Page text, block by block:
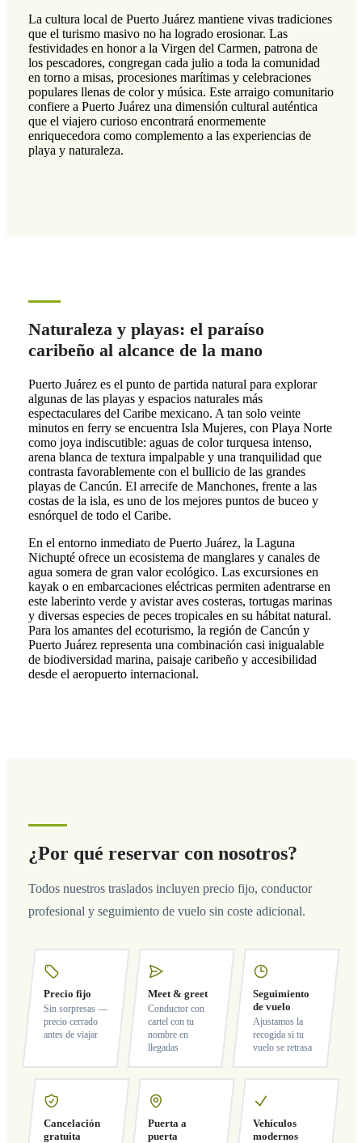
La cultura local de Puerto Juárez mantiene vivas tradiciones
que el turismo masivo no ha logrado erosionar. Las
festividades en honor a la Virgen del Carmen, patrona de
los pescadores, congregan cada julio a toda la comunidad
en torno a misas, procesiones marítimas y celebraciones
populares llenas de color y música. Este arraigo comunitario
confiere a Puerto Juárez una dimensión cultural auténtica
que el viajero curioso encontrará enormemente
enriquecedora como complemento a las experiencias de
playa y naturaleza.
Naturaleza y playas: el paraíso
caribeño al alcance de la mano
Puerto Juárez es el punto de partida natural para explorar
algunas de las playas y espacios naturales más
espectaculares del Caribe mexicano. A tan solo veinte
minutos en ferry se encuentra Isla Mujeres, con Playa Norte
como joya indiscutible: aguas de color turquesa intenso,
arena blanca de textura impalpable y una tranquilidad que
contrasta favorablemente con el bullicio de las grandes
playas de Cancún. El arrecife de Manchones, frente a las
costas de la isla, es uno de los mejores puntos de buceo y
esnórquel de todo el Caribe.
En el entorno inmediato de Puerto Juárez, la Laguna
Nichupté ofrece un ecosistema de manglares y canales de
agua somera de gran valor ecológico. Las excursiones en
kayak o en embarcaciones eléctricas permiten adentrarse en
este laberinto verde y avistar aves costeras, tortugas marinas
y diversas especies de peces tropicales en su hábitat natural.
Para los amantes del ecoturismo, la región de Cancún y
Puerto Juárez representa una combinación casi inigualable
de biodiversidad marina, paisaje caribeño y accesibilidad
desde el aeropuerto internacional.
¿Por qué reservar con nosotros?
Todos nuestros traslados incluyen precio fijo, conductor
profesional y seguimiento de vuelo sin coste adicional.
Precio fijo
Sin sorpresas —
precio cerrado
antes de viajar
Meet & greet
Conductor con
cartel con tu
nombre en
llegadas
Seguimiento
de vuelo
Ajustamos la
recogida si tu
vuelo se retrasa
Cancelación
gratuita
Puerta a
puerta
Vehículos
modernos